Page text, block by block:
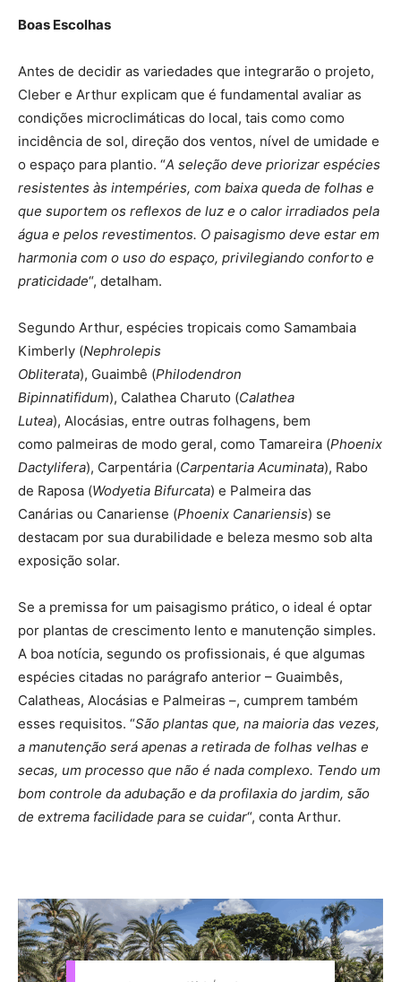
Boas Escolhas
Antes de decidir as variedades que integrarão o projeto,
Cleber e Arthur explicam que é fundamental avaliar as
condições microclimáticas do local, tais como como
incidência de sol, direção dos ventos, nível de umidade e
o espaço para plantio. “A seleção deve priorizar espécies
resistentes às intempéries, com baixa queda de folhas e
que suportem os reflexos de luz e o calor irradiados pela
água e pelos revestimentos. O paisagismo deve estar em
harmonia com o uso do espaço, privilegiando conforto e
praticidade“, detalham.
Segundo Arthur, espécies tropicais como Samambaia
Kimberly (Nephrolepis
Obliterata), Guaimbê (Philodendron
Bipinnatifidum), Calathea Charuto (Calathea
Lutea), Alocásias, entre outras folhagens, bem
como palmeiras de modo geral, como Tamareira (Phoenix
Dactylifera), Carpentária (Carpentaria Acuminata), Rabo
de Raposa (Wodyetia Bifurcata) e Palmeira das
Canárias ou Canariense (Phoenix Canariensis) se
destacam por sua durabilidade e beleza mesmo sob alta
exposição solar.
Se a premissa for um paisagismo prático, o ideal é optar
por plantas de crescimento lento e manutenção simples.
A boa notícia, segundo os profissionais, é que algumas
espécies citadas no parágrafo anterior – Guaimbês,
Calatheas, Alocásias e Palmeiras –, cumprem também
esses requisitos. “São plantas que, na maioria das vezes,
a manutenção será apenas a retirada de folhas velhas e
secas, um processo que não é nada complexo. Tendo um
bom controle da adubação e da profilaxia do jardim, são
de extrema facilidade para se cuidar“, conta Arthur.